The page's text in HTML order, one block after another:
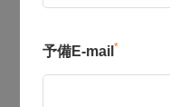
予備E-mail *